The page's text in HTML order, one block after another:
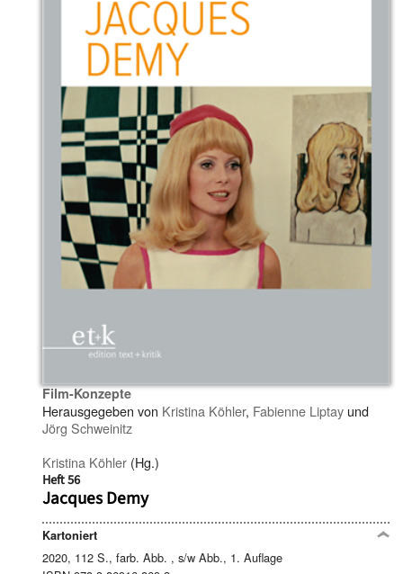
Film-Konzepte
Herausgegeben von Kristina Köhler, Fabienne Liptay und
Jörg Schweinitz
Kristina Köhler (Hg.)
Heft 56
Jacques Demy
Kartoniert
2020, 112 S., farb. Abb. , s/w Abb., 1. Auflage